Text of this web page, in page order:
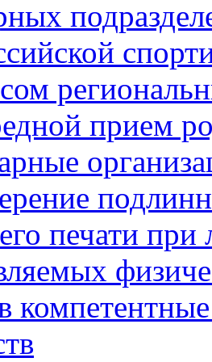
прием
печати